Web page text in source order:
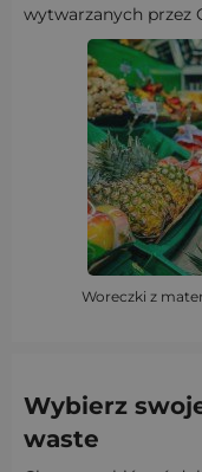
wytwarzanych przez
Woreczki z
Wybierz
waste